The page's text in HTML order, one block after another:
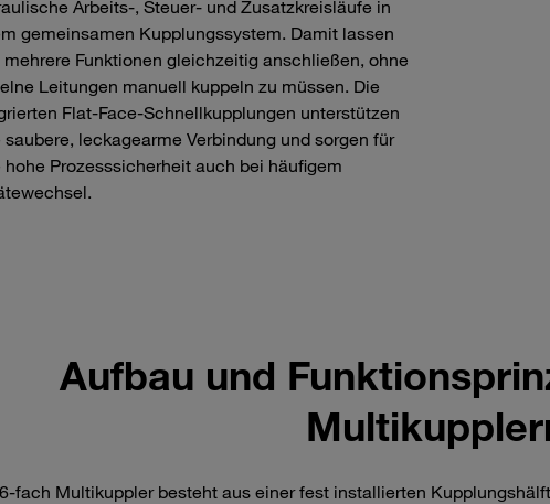
Arbeits‑, Steuer‑ und Zusatzkreisläufe in
gemeinsamen Kupplungssystem. Damit lassen
Funktionen gleichzeitig anschließen, ohne
Leitungen manuell kuppeln zu müssen. Die
Flat-Face-Schnellkupplungen unterstützen
saubere, leckagearme Verbindung und sorgen für
hohe Prozesssicherheit auch bei häufigem
Aufbau und
Multikuppler besteht aus einer fest installierten